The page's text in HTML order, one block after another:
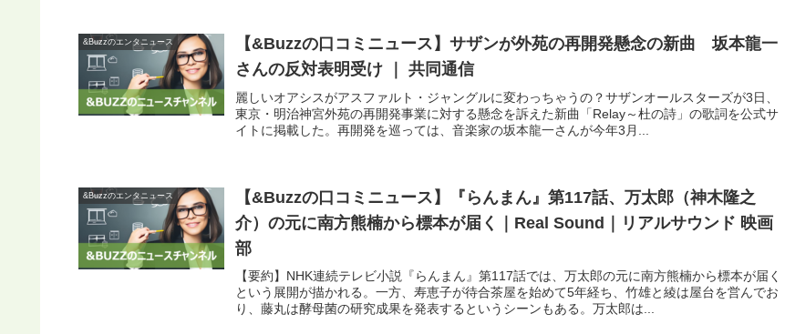
&Buzzのエンタニュース
【&Buzzの口コミニュース】サザンが外苑の再開発懸念の新曲 坂本龍一
さんの反対表明受け ｜ 共同通信
麗しいオアシスがアスファルト・ジャングルに変わっちゃうの？サザンオールスターズが3日、
東京・明治神宮外苑の再開発事業に対する懸念を訴えた新曲「Relay～杜の詩」の歌詞を公式サ
イトに掲載した。再開発を巡っては、音楽家の坂本龍一さんが今年3月...
&Buzzのエンタニュース
【&Buzzの口コミニュース】『らんまん』第117話、万太郎（神木隆之
介）の元に南方熊楠から標本が届く｜Real Sound｜リアルサウンド 映画
部
【要約】NHK連続テレビ小説『らんまん』第117話では、万太郎の元に南方熊楠から標本が届く
という展開が描かれる。一方、寿恵子が待合茶屋を始めて5年経ち、竹雄と綾は屋台を営んでお
り、藤丸は酵母菌の研究成果を発表するというシーンもある。万太郎は...